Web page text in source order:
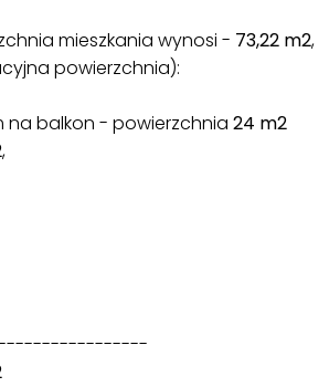
mieszkania wynosi - 73,22 m2,
powierzchnia):
na balkon - powierzchnia 24 m2
,